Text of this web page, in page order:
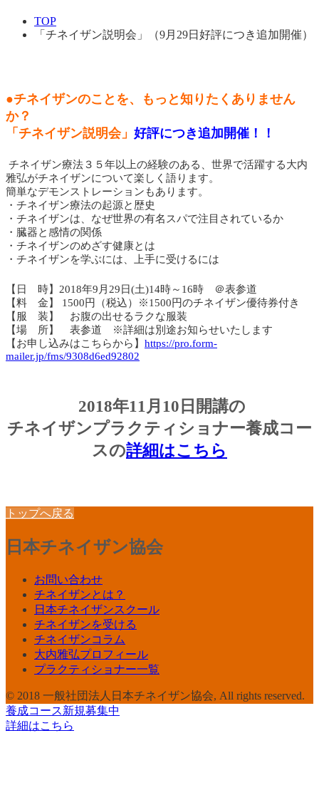
TOP
「チネイザン説明会」（9月29日好評につき追加開催）
●チネイザンのことを、もっと知りたくありません
か？
「チネイザン説明会」 好評につき追加開催！！
チネイザン療法３５年以上の経験のある、世界で活躍する大内
雅弘がチネイザンについて楽しく語ります。
簡単なデモンストレーションもあります。
・チネイザン療法の起源と歴史
・チネイザンは、なぜ世界の有名スパで注目されているか
・臓器と感情の関係
・チネイザンのめざす健康とは
・チネイザンを学ぶには、上手に受けるには
【日 時】2018年9月29日(土)14時～16時 ＠表参道
【料 金】 1500円（税込）※1500円のチネイザン優待券付き
【服 装】 お腹の出せるラクな服装
【場 所】 表参道 ※詳細は別途お知らせいたします
【お申し込みはこちらから】 https://pro.form-
mailer.jp/fms/9308d6ed92802
2018年11月10日開講の
チネイザンプラクティショナー養成コー
スの詳細はこちら
トップへ戻る
日本チネイザン協会
お問い合わせ
チネイザンとは？
日本チネイザンスクール
チネイザンを受ける
チネイザンコラム
大内雅弘プロフィール
プラクティショナー一覧
© 2018 一般社団法人日本チネイザン協会, All rights reserved.
養成コース新規募集中
詳細はこちら